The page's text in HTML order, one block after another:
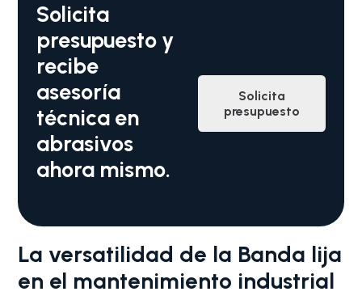
Solicita
presupuesto y
recibe
asesoría
técnica en
abrasivos
ahora mismo.
Solicita
presupuesto
La versatilidad de la Banda lija
en el mantenimiento industrial